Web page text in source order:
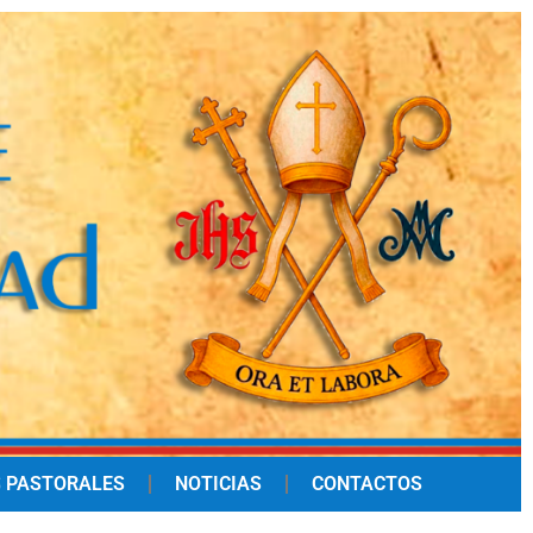
PASTORALES NOTICIAS CONTACTOS